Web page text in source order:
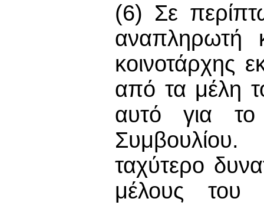
(6) Σε
αναπληρωτή
κοινοτάρχης
από τα μέλη
αυτό για το
ταχύτερο
μέλους του